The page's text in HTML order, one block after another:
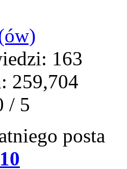
163
259,704
/ 5
posta